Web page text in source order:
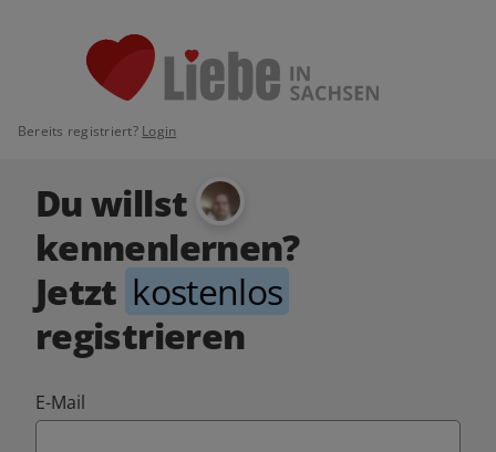
Bereits registriert? Login
Du willst
kennenlernen?
Jetzt kostenlos
registrieren
E-Mail